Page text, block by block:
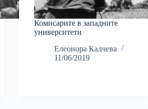
Комисарите в западните
университети
Елеонора Калчева
11/06/2019